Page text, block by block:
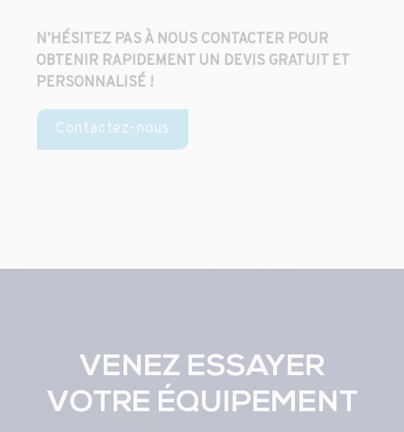
N’HÉSITEZ PAS À NOUS CONTACTER POUR
OBTENIR RAPIDEMENT UN DEVIS GRATUIT ET
PERSONNALISÉ !
Contactez-nous
VENEZ ESSAYER
VOTRE ÉQUIPEMENT